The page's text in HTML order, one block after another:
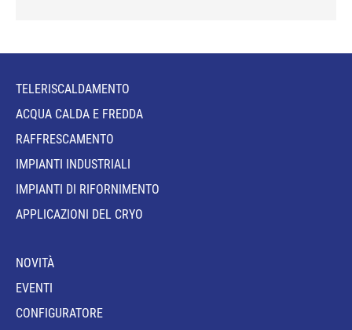
TELERISCALDAMENTO
ACQUA CALDA E FREDDA
RAFFRESCAMENTO
IMPIANTI INDUSTRIALI
IMPIANTI DI RIFORNIMENTO
APPLICAZIONI DEL CRYO
NOVITÀ
EVENTI
CONFIGURATORE